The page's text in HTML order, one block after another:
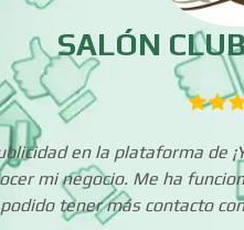
Cajas
SALÓN
en la plataforma de
mi negocio. Me ha
tener más contacto